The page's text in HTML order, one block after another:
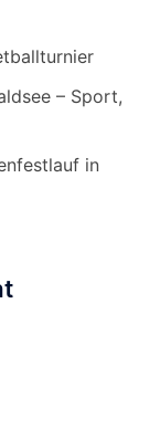
– Sport,
in